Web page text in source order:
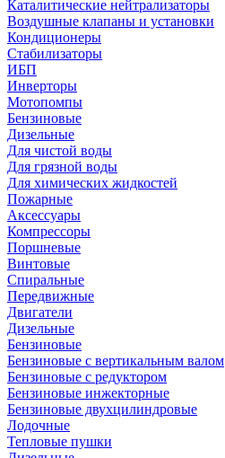
Каталитические нейтрализаторы
Воздушные клапаны и установки
Кондиционеры
Стабилизаторы
ИБП
Инверторы
Мотопомпы
Бензиновые
Дизельные
Для чистой воды
Для грязной воды
Для химических жидкостей
Пожарные
Аксессуары
Компрессоры
Поршневые
Винтовые
Спиральные
Передвижные
Двигатели
Дизельные
Бензиновые
Бензиновые с вертикальным валом
Бензиновые с редуктором
Бензиновые инжекторные
Бензиновые двухцилиндровые
Лодочные
Тепловые пушки